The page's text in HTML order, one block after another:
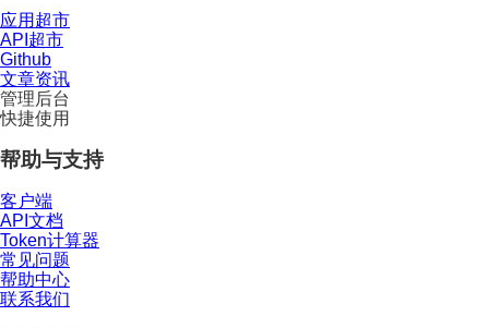
应用超市
API超市
Github
文章资讯
管理后台
快捷使用
帮助与支持
客户端
API文档
Token计算器
常见问题
帮助中心
联系我们